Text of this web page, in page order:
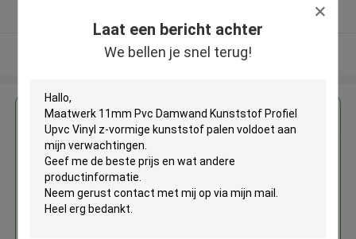
Laat een bericht achter
We bellen je snel terug!
Bekijk meer
Krijg de beste prijs voor
Maatwerk 11mm Pvc Damwand
Kunststof Profiel Upvc Vinyl z-
vormige kunststof palen